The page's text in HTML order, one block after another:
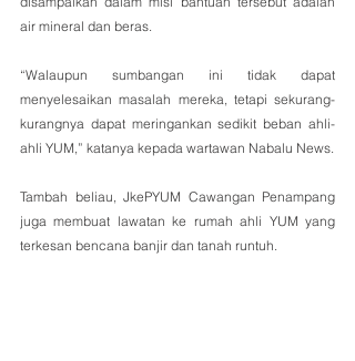
air mineral dan beras.
“Walaupun sumbangan ini tidak dapat
menyelesaikan masalah mereka, tetapi sekurang-
kurangnya dapat meringankan sedikit beban ahli-
ahli YUM,” katanya kepada wartawan Nabalu News.
Tambah beliau, JkePYUM Cawangan Penampang
juga membuat lawatan ke rumah ahli YUM yang
terkesan bencana banjir dan tanah runtuh.